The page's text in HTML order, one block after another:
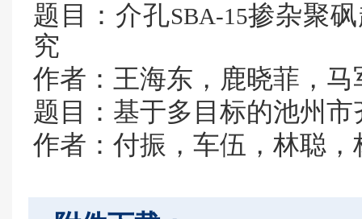
题目：介孔SBA-15掺杂聚
究
作者：王海东，鹿晓菲，马
题目：基于多目标的池州
作者：付振，车伍，林聪，